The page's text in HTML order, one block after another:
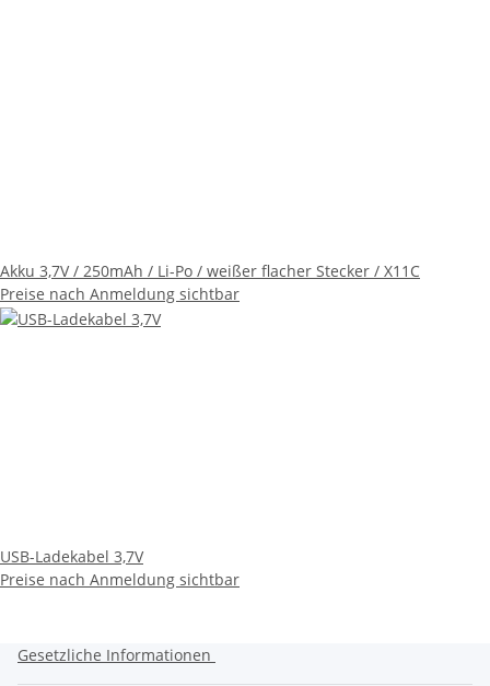
Akku 3,7V / 250mAh / Li-Po / weißer flacher Stecker / X11C
Preise nach Anmeldung sichtbar
USB-Ladekabel 3,7V
Preise nach Anmeldung sichtbar
Gesetzliche Informationen